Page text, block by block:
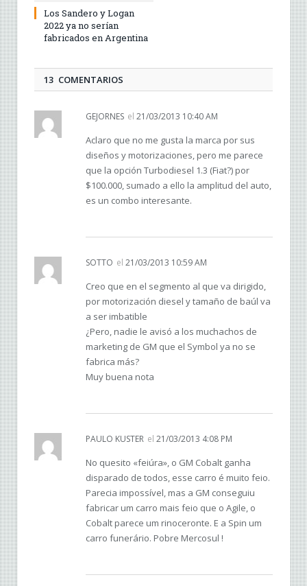
Los Sandero y Logan
2022 ya no serían
fabricados en Argentina
13 COMENTARIOS
GEJORNES el 21/03/2013 10:40 AM
Aclaro que no me gusta la marca por sus
diseños y motorizaciones, pero me parece
que la opción Turbodiesel 1.3 (Fiat?) por
$100.000, sumado a ello la amplitud del auto,
es un combo interesante.
SOTTO el 21/03/2013 10:59 AM
Creo que en el segmento al que va dirigido,
por motorización diesel y tamaño de baúl va
a ser imbatible
¿Pero, nadie le avisó a los muchachos de
marketing de GM que el Symbol ya no se
fabrica más?
Muy buena nota
PAULO KUSTER el 21/03/2013 4:08 PM
No quesito «feiúra», o GM Cobalt ganha
disparado de todos, esse carro é muito feio.
Parecia impossível, mas a GM conseguiu
fabricar um carro mais feio que o Agile, o
Cobalt parece um rinoceronte. E a Spin um
carro funerário. Pobre Mercosul !